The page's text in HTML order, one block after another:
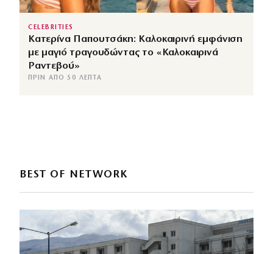
CELEBRITIES
Κατερίνα Παπουτσάκη: Καλοκαιρινή εμφάνιση
με μαγιό τραγουδώντας το «Καλοκαιρινά
Ραντεβού»
ΠΡΙΝ ΑΠΌ 50 ΛΕΠΤΆ
BEST OF NETWORK